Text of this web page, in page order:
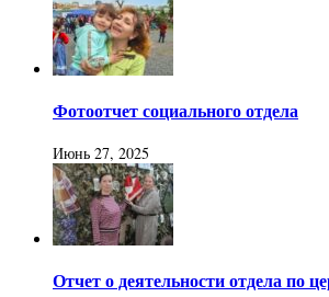
Фотоотчет социального отдела
Июнь 27, 2025
Отчет о деятельности отдела по